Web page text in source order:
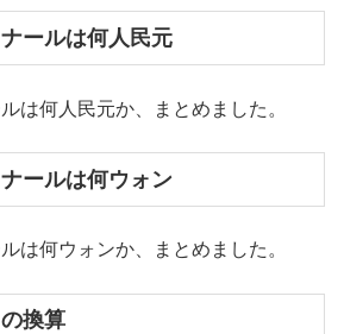
ールは何人民元
は何人民元か、まとめました。
ールは何ウォン
は何ウォンか、まとめました。
換算